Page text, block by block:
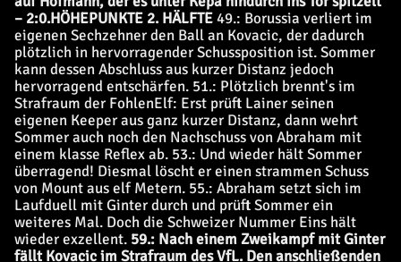
– 2:0.HÖHEPUNKTE 2. HÄLFTE49.: Borussia verliert im
eigenen Sechzehner den Ball an Kovacic, der dadurch
plötzlich in hervorragender Schussposition ist. Sommer
kann dessen Abschluss aus kurzer Distanz jedoch
hervorragend entschärfen. 51.: Plötzlich brennt's im
Strafraum der FohlenElf: Erst prüft Lainer seinen
eigenen Keeper aus ganz kurzer Distanz, dann wehrt
Sommer auch noch den Nachschuss von Abraham mit
einem klasse Reflex ab. 53.: Und wieder hält Sommer
überragend! Diesmal löscht er einen strammen Schuss
von Mount aus elf Metern. 55.: Abraham setzt sich im
Laufduell mit Ginter durch und prüft Sommer ein
weiteres Mal. Doch die Schweizer Nummer Eins hält
wieder exzellent. 59.: Nach einem Zweikampf mit Ginter
fällt Kovacic im Strafraum des VfL. Den anschließenden